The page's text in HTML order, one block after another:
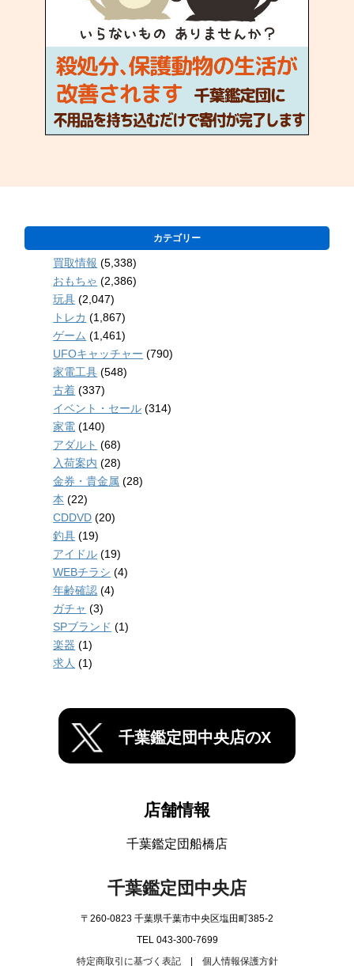
カテゴリー
買取情報 (5,338)
おもちゃ (2,386)
玩具 (2,047)
トレカ (1,867)
ゲーム (1,461)
UFOキャッチャー (790)
家電工具 (548)
古着 (337)
イベント・セール (314)
家電 (140)
アダルト (68)
入荷案内 (28)
金券・貴金属 (28)
本 (22)
CDDVD (20)
釣具 (19)
アイドル (19)
WEBチラシ (4)
年齢確認 (4)
ガチャ (3)
SPブランド (1)
楽器 (1)
求人 (1)
千葉鑑定団中央店のX
店舗情報
千葉鑑定団船橋店
千葉鑑定団中央店
〒260-0823 千葉県千葉市中央区塩田町385-2
TEL 043-300-7699
特定商取引に基づく表記| 個人情報保護方針